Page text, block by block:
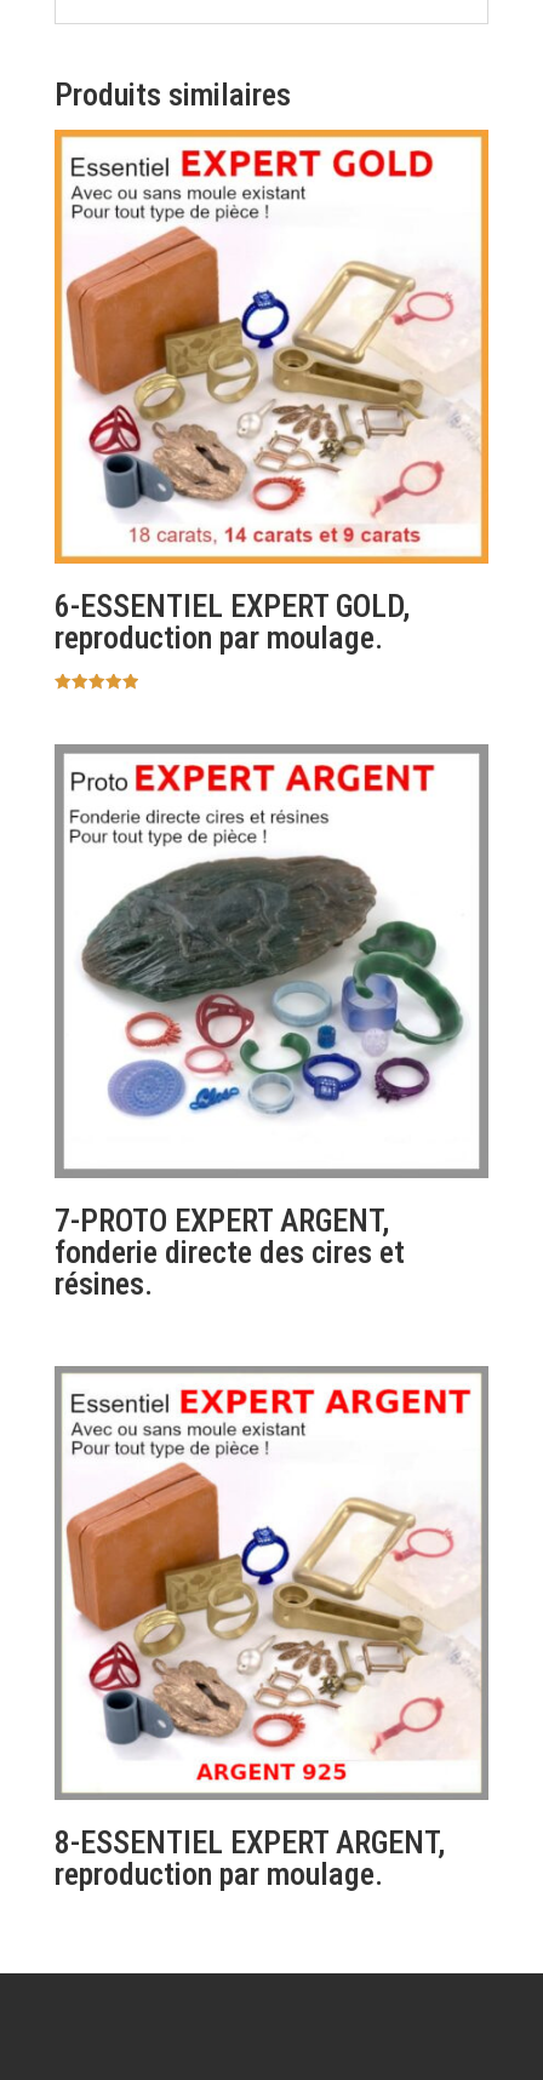
Produits similaires
6-ESSENTIEL EXPERT GOLD,
reproduction par moulage.
7-PROTO EXPERT ARGENT,
fonderie directe des cires et
résines.
8-ESSENTIEL EXPERT ARGENT,
reproduction par moulage.